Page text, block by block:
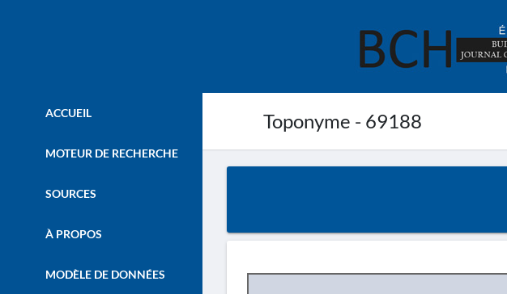
Toponyme - 69188
ACCUEIL
MOTEUR DE RECHERCHE
SOURCES
À PROPOS
MODÈLE DE DONNÉES